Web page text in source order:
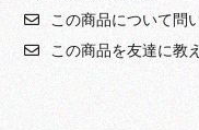
この商品について問
この商品を友達に教